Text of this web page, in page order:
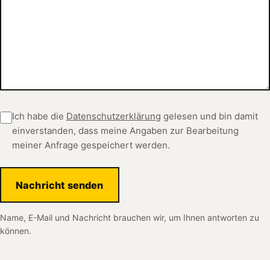
Ich habe die Datenschutzerklärung gelesen und bin damit
einverstanden, dass meine Angaben zur Bearbeitung
meiner Anfrage gespeichert werden.
Nachricht senden
Name, E-Mail und Nachricht brauchen wir, um Ihnen antworten zu
können.